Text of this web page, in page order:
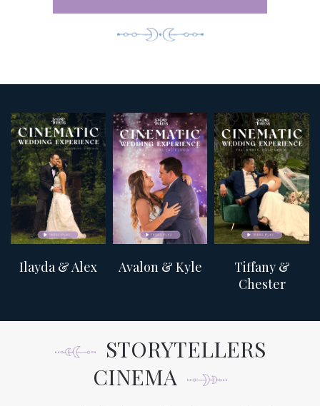
Ilayda & Alex Avalon & Kyle
Tiffany &
Chester
STORYTELLERS
CINEMA